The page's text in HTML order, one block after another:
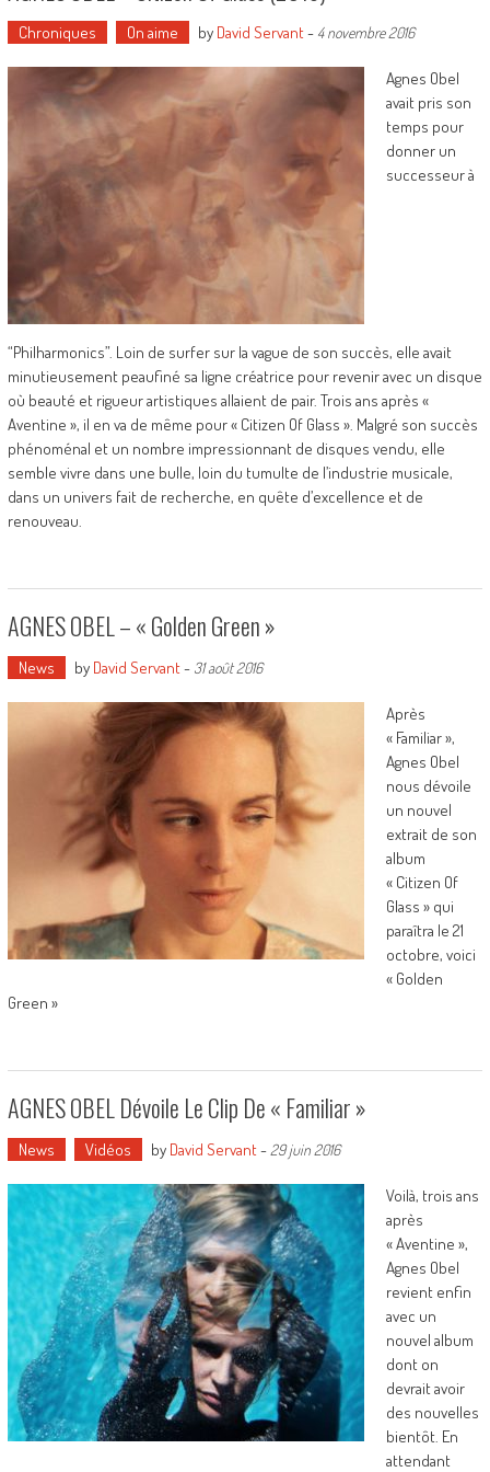
Chroniques On aime by David Servant- 4 novembre 2016
Agnes Obel
avait pris son
temps pour
donner un
successeur à
“Philharmonics”. Loin de surfer sur la vague de son succès, elle avait
minutieusement peaufiné sa ligne créatrice pour revenir avec un disque
où beauté et rigueur artistiques allaient de pair. Trois ans après «
Aventine », il en va de même pour « Citizen Of Glass ». Malgré son succès
phénoménal et un nombre impressionnant de disques vendu, elle
semble vivre dans une bulle, loin du tumulte de l’industrie musicale,
dans un univers fait de recherche, en quête d’excellence et de
renouveau.
AGNES OBEL – « Golden Green »
News by David Servant- 31 août 2016
Après
« Familiar »,
Agnes Obel
nous dévoile
un nouvel
extrait de son
album
« Citizen Of
Glass » qui
paraîtra le 21
octobre, voici
« Golden
Green »
AGNES OBEL Dévoile Le Clip De « Familiar »
News Vidéos by David Servant- 29 juin 2016
Voilà, trois ans
après
« Aventine »,
Agnes Obel
revient enfin
avec un
nouvel album
dont on
devrait avoir
des nouvelles
bientôt. En
attendant